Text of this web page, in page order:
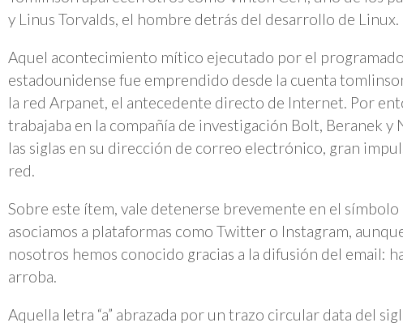
y Linus Torvalds, el hombre detrás del desarrollo de Linux.
Aquel acontecimiento mítico ejecutado por el
estadounidense fue emprendido desde la cuenta
la red Arpanet, el antecedente directo de Internet. Por
trabajaba en la compañía de investigación Bolt, Beranek y
las siglas en su dirección de correo electrónico, gran
red.
Sobre este ítem, vale detenerse brevemente en el símbolo
asociamos a plataformas como Twitter o Instagram,
nosotros hemos conocido gracias a la difusión del email:
arroba.
Aquella letra “a” abrazada por un trazo circular data del